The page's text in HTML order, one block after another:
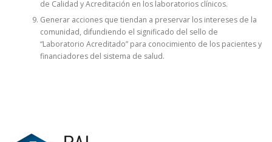
de Calidad y Acreditación en los laboratorios clínicos.
Generar acciones que tiendan a preservar los intereses de la
comunidad, difundiendo el significado del sello de
“Laboratorio Acreditado” para conocimiento de los pacientes y
financiadores del sistema de salud.